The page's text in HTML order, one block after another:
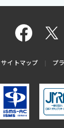
サイトマップ プ